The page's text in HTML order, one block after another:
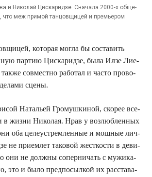
и Нико­лай Цис­ка­рид­зе. Сна­ча­ла 2000‑х обще­
что меж при­мой тан­цов­щи­цей и пре­мье­ром
кото­рая мог­ла бы соста­вить
пар­тию Цис­ка­рид­зе, была Илзе Лие­
сов­мест­но рабо­тал и часто про­во­
сцены.
Ната­льей Гро­муш­ки­ной, ско­рее все­
в жиз­ни Нико­лая. Нрав у воз­люб­лен­ных
оба целе­устрем­лен­ные и мощ­ные лич­
не при­ем­лет тако­вой жест­ко­сти в деви­
они не долж­ны сопер­ни­чать с мужи­ка­
это и было пред­по­сыл­кой их рас­ста­ва­